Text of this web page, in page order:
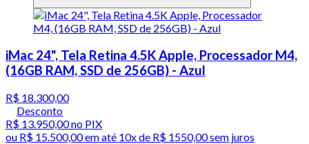
iMac 24", Tela Retina 4.5K Apple, Processador M4,
(16GB RAM, SSD de 256GB) - Azul
R$ 18.300,00
Desconto
R$ 13.950,00no PIX
ou R$ 15.500,00em até 10x de R$ 1550,00 sem juros